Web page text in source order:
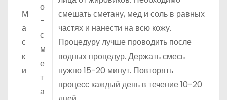
М
а
с
к
и
о
-
с
м
е
т
а
смешать сметану, мед и соль в равных
частях и нанести на всю кожу.
Процедуру лучше проводить после
водных процедур. Держать смесь
нужно 15-20 минут. Повторять
процесс каждый день в течение 10-20